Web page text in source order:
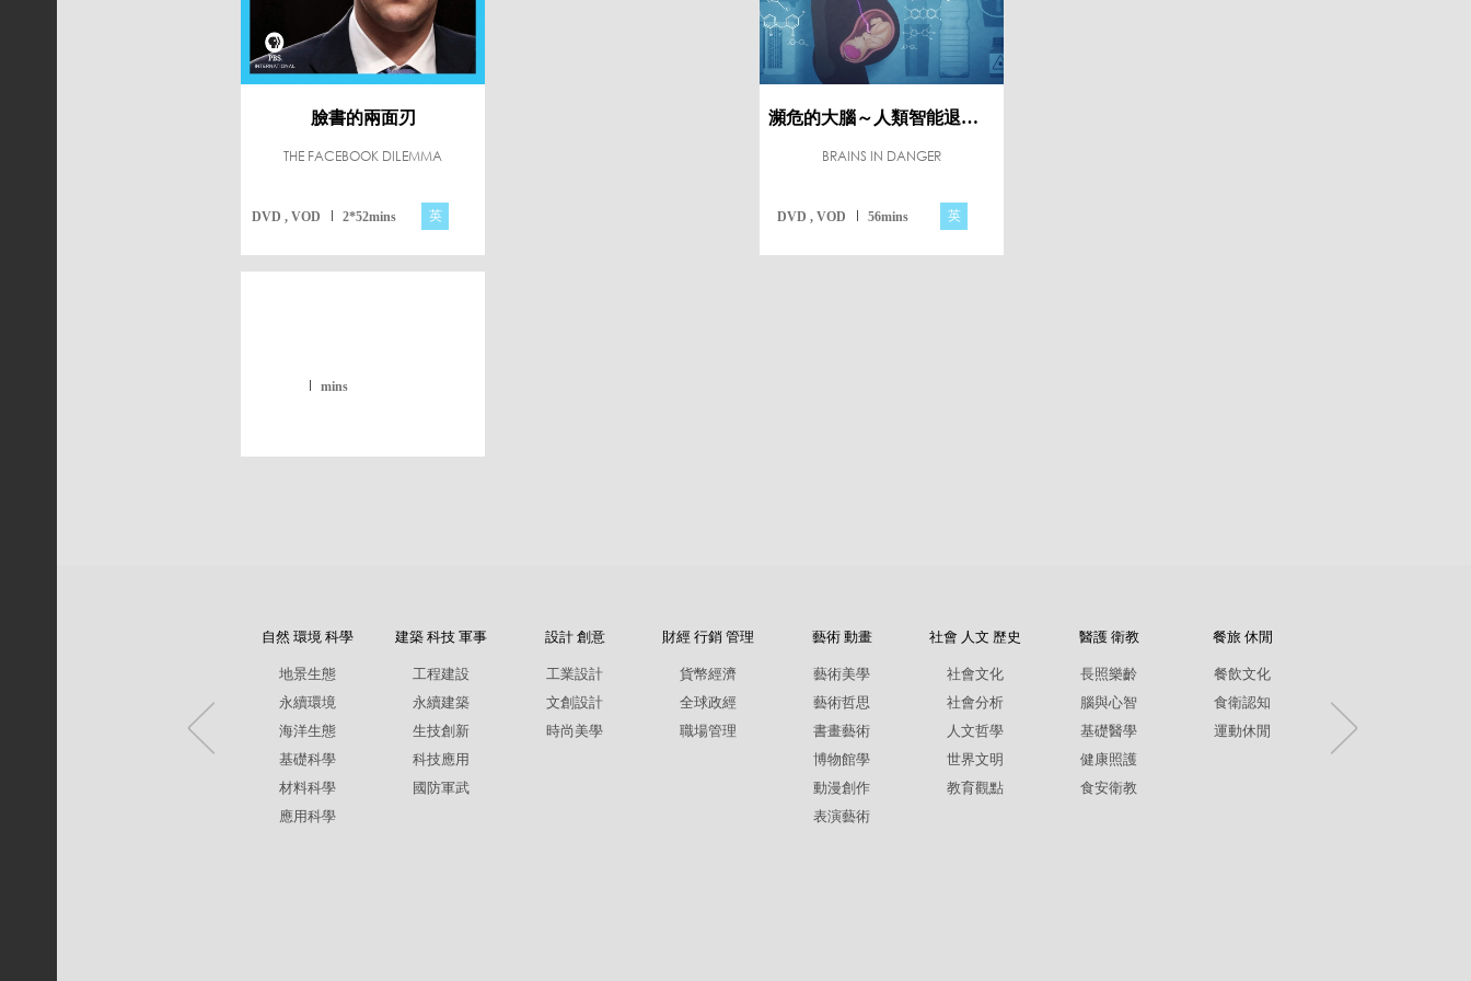
臉書的兩面刃
THE FACEBOOK DILEMMA
DVD , VOD 2*52mins 英
瀕危的大腦～人類智能退化的隱憂
BRAINS IN DANGER
DVD , VOD 56mins 英
mins
自然 環境 科學
地景生態
永續環境
海洋生態
基礎科學
材料科學
應用科學
建築 科技 軍事
工程建設
永續建築
生技創新
科技應用
國防軍武
設計 創意
工業設計
文創設計
時尚美學
財經 行銷 管理
貨幣經濟
全球政經
職場管理
藝術 動畫
藝術美學
藝術哲思
書畫藝術
博物館學
動漫創作
表演藝術
社會 人文 歷史
社會文化
社會分析
人文哲學
世界文明
教育觀點
醫護 衛教
長照樂齡
腦與心智
基礎醫學
健康照護
食安衛教
餐旅 休閒
餐飲文化
食衛認知
運動休閒
社政人文